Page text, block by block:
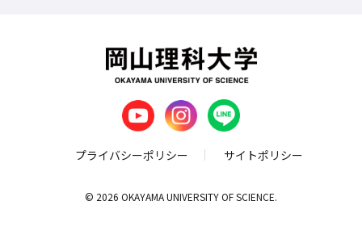
プライバシーポリシー サイトポリシー
© 2026 OKAYAMA UNIVERSITY OF SCIENCE.